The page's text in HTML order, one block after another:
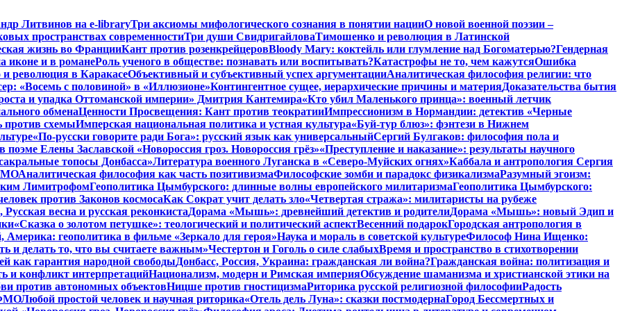
Литвинов на e-libraryТри аксиомы мифологического сознания в понятии нацииО новой военной поэзии –
пространствах современностиТри души СвидригайловаТимошенко и революция в Латинской
жизнь во ФранцииКант против розенкрейцеровBloody Mary: коктейль или глумление над Богоматерью?Гендерная
иконе и в романеРоль ученого в обществе: познавать или воспитывать?Катастрофы не то, чем кажутсяОшибка
и революция в КаракасеОбъективный и субъективный успех аргументацииАналитическая философия религии: что
«Восемь с половиной» в «Иллюзионе»Контингентное сущее, иерархические причины и материяДоказательства бытия
и упадка Оттоманской империи» Дмитрия Кантемира«Кто убил Маленького принца»: военный летчик
обменаЦенности Просвещения: Кант против теократииИмпрессионизм в Нормандии: детектив «Черные
против схемыИмперская национальная политика и устная культура«Буй-тур блюз»: фэнтези в Нижнем
«По-русски говорите ради Бога»: русский язык как универсальныйСергий Булгаков: философия пола и
поэме Елены Заславской «Новороссия гроз. Новороссия грёз»«Преступление и наказание»: результаты научного
топосы Донбасса»Литература военного Луганска в «Северо-Муйских огнях»Каббала и антропология Сергия
Аналитическая философия как часть позитивизмаФилософские зомби и парадокс физикализмаРазумный эгоизм:
ЛимитрофомГеополитика Цымбурского: длинные волны европейского милитаризмаГеополитика Цымбурского:
против Законов космосаКак Сократ учит делать зло«Четвертая стража»: милитаристы на рубеже
весна и русская реконкистаДорама «Мышь»: древнейший детектив и родителиДорама «Мышь»: новый Эдип и
«Сказка о золотом петушке»: теологический и политический аспектВесенний подарокГородская антропология в
Америка: геополитика в фильме «Зеркало для героя»Наука и мораль в советской культуреФилософ Нина Ищенко:
и делать то, что вы считаете важным»Честертон и Гоголь о силе слабыхВремя и пространство в стихотворении
как гарантия народной свободыДонбасс, Россия, Украина: гражданская ли война?Гражданская война: политизация и
и конфликт интерпретацийНационализм, модерн и Римская империяОбсуждение шаманизма и христианской этики на
против автономных объектовНицше против гностицизмаРиторика русской религиозной философииРадость
ФМОЛюбой простой человек и научная риторика«Отель дель Луна»: сказки постмодернаГород Бессмертных и